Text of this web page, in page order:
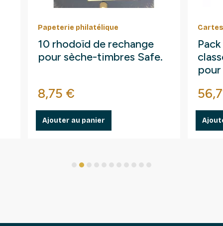
Papeterie philatélique
10 rhodoïd de rechange
pour sèche-timbres Safe.
Prix
8,75 €
Ajouter au panier
Prix